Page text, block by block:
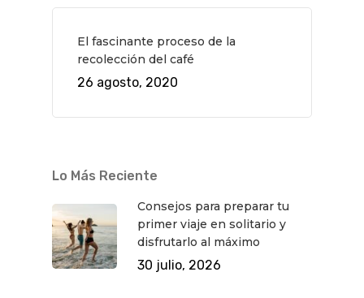
El fascinante proceso de la
recolección del café
26 agosto, 2020
Lo Más Reciente
Consejos para preparar tu
primer viaje en solitario y
disfrutarlo al máximo
30 julio, 2026